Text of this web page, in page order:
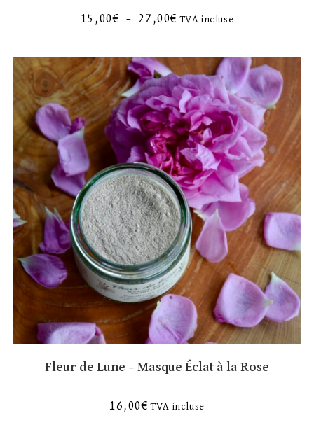
15,00€ – 27,00€ TVA incluse
Fleur de Lune – Masque Éclat à la Rose
16,00€ TVA incluse